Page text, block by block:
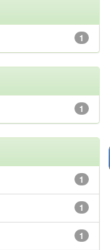
1
1
1
1
1